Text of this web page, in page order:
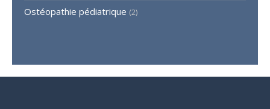
Ostéopathie pédiatrique (2)